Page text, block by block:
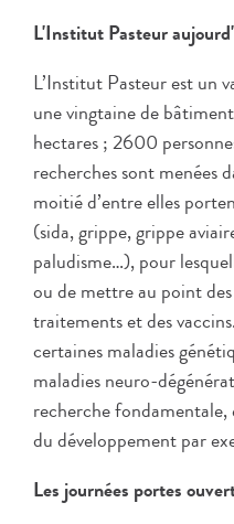
L'Institut Pasteur
L’Institut Pasteur est un
une vingtaine de
hectares ; 2600
recherches sont menées
moitié d’entre elles
(sida, grippe, grippe
paludisme…), pour
ou de mettre au point
traitements et des
certaines maladies
maladies neuro-
recherche
du développement par
Les journées portes